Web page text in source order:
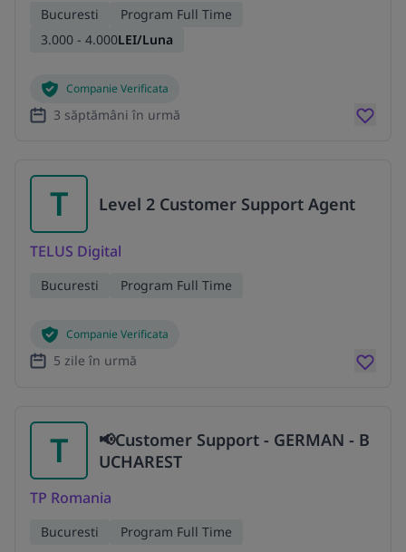
Bucuresti
Program Full Time
3.000 - 4.000LEI/Luna
Companie Verificata
3 săptămâni în urmă
T Level 2 Customer Support Agent
TELUS Digital
Bucuresti Program Full Time
Companie Verificata
5 zile în urmă
T
📢Customer Support - GERMAN - B
UCHAREST
TP Romania
Bucuresti Program Full Time